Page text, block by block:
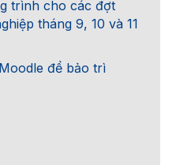
trình cho các đợt
tháng 9, 10 và 11
để bảo trì